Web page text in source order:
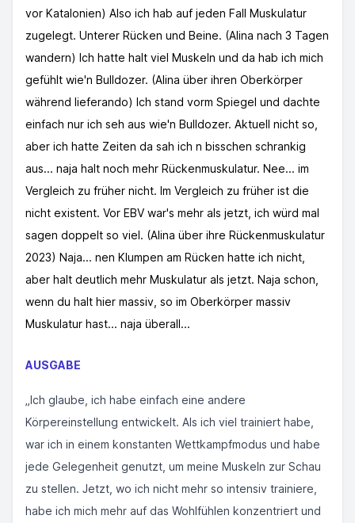
vor Katalonien) Also ich hab auf jeden Fall Muskulatur
zugelegt. Unterer Rücken und Beine. (Alina nach 3 Tagen
wandern) Ich hatte halt viel Muskeln und da hab ich mich
gefühlt wie'n Bulldozer. (Alina über ihren Oberkörper
während lieferando) Ich stand vorm Spiegel und dachte
einfach nur ich seh aus wie'n Bulldozer. Aktuell nicht so,
aber ich hatte Zeiten da sah ich n bisschen schrankig
aus... naja halt noch mehr Rückenmuskulatur. Nee... im
Vergleich zu früher nicht. Im Vergleich zu früher ist die
nicht existent. Vor EBV war's mehr als jetzt, ich würd mal
sagen doppelt so viel. (Alina über ihre Rückenmuskulatur
2023) Naja... nen Klumpen am Rücken hatte ich nicht,
aber halt deutlich mehr Muskulatur als jetzt. Naja schon,
wenn du halt hier massiv, so im Oberkörper massiv
Muskulatur hast... naja überall...
AUSGABE
„Ich glaube, ich habe einfach eine andere
Körpereinstellung entwickelt. Als ich viel trainiert habe,
war ich in einem konstanten Wettkampfmodus und habe
jede Gelegenheit genutzt, um meine Muskeln zur Schau
zu stellen. Jetzt, wo ich nicht mehr so intensiv trainiere,
habe ich mich mehr auf das Wohlfühlen konzentriert und